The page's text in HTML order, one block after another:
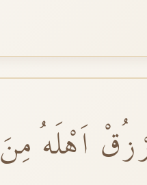
اَهْلَهُ مِنَ